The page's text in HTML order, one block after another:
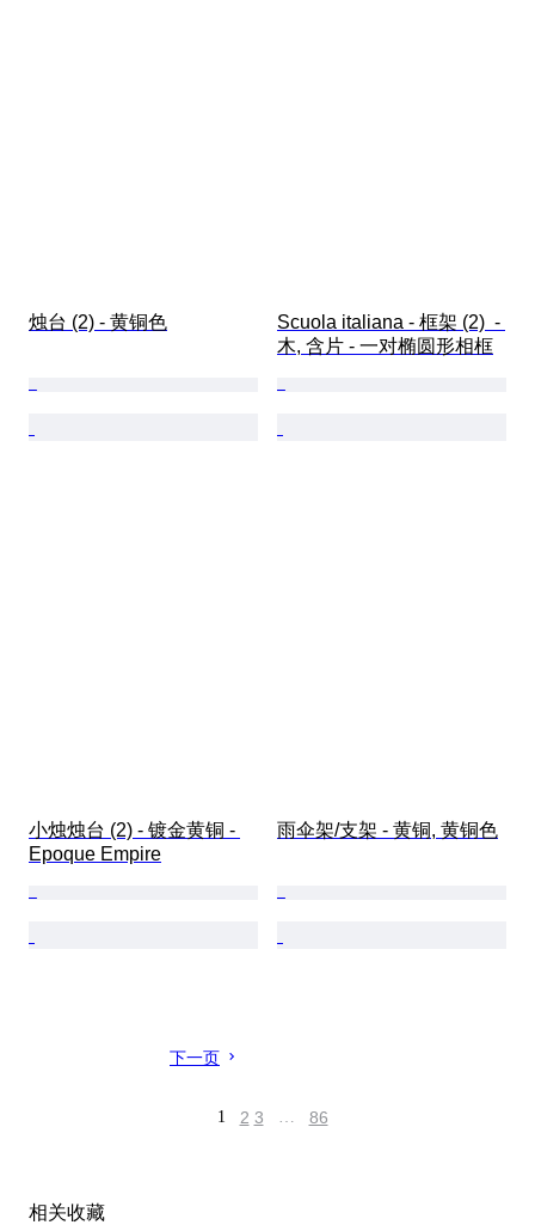
烛台 (2) - 黄铜色
Scuola italiana - 框架 (2)  -
木, 含片 - 一对椭圆形相框
小烛烛台 (2) - 镀金黄铜 -
Epoque Empire
雨伞架/支架 - 黄铜, 黄铜色
下一页
1 2 3 … 86
相关收藏